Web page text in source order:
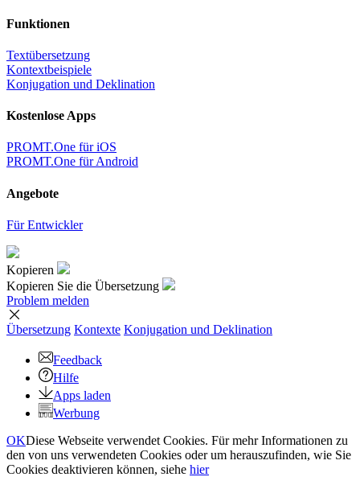
Funktionen
Textübersetzung
Kontextbeispiele
Konjugation und Deklination
Kostenlose Apps
PROMT.One für iOS
PROMT.One für Android
Angebote
Für Entwickler
Kopieren
Kopieren Sie die Übersetzung
Problem melden
Übersetzung Kontexte Konjugation und Deklination
Feedback
Hilfe
Apps laden
Werbung
OKDiese Webseite verwendet Cookies. Für mehr Informationen zu
den von uns verwendeten Cookies oder um herauszufinden, wie Sie
Cookies deaktivieren können, siehe hier